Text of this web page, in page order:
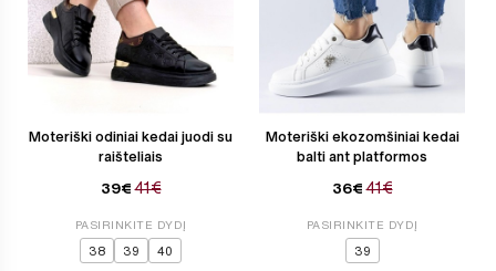
Moteriški odiniai kedai juodi su
raišteliais
39€ 41€
PASIRINKITE DYDĮ
38 39 40
Moteriški ekozomšiniai kedai
balti ant platformos
36€ 41€
PASIRINKITE DYDĮ
39